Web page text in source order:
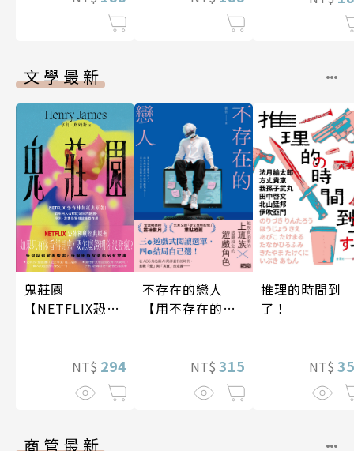
文學最新
鬼莊園
【NETFLIX恐怖
NT$ 294
不存在的戀人
【用不存在的
NT$ 315
推理的時間到
了！
NT$
商管最新